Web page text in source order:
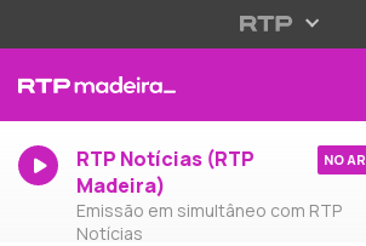
RTP Notícias (RTP
Madeira)
Emissão em simultâneo com RTP
Notícias
NO AR